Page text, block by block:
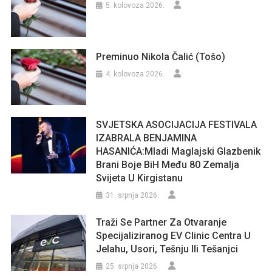
5. kolovoza 2026.
Preminuo Nikola Čalić (Tošo)
4. kolovoza 2026.
SVJETSKA ASOCIJACIJA FESTIVALA
IZABRALA BENJAMINA
HASANIĆA:Mladi Maglajski Glazbenik
Brani Boje BiH Među 80 Zemalja
Svijeta U Kirgistanu
31. srpnja 2026.
Traži Se Partner Za Otvaranje
Specijaliziranog EV Clinic Centra U
Jelahu, Usori, Tešnju Ili Tešanjci
25. srpnja 2026.